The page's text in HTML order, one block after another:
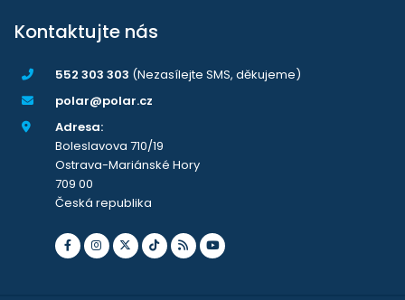
Kontaktujte nás
552 303 303 (Nezasílejte SMS, děkujeme)
polar@polar.cz
Adresa:
Boleslavova 710/19
Ostrava-Mariánské Hory
709 00
Česká republika